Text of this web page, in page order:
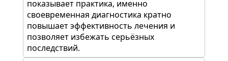
показывает практика, именно
своевременная диагностика кратно
повышает эффективность лечения и
позволяет избежать серьёзных
последствий.